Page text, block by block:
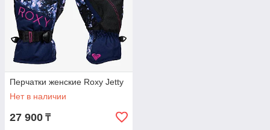
Перчатки женские Roxy Jetty
Нет в наличии
27 900 ₸